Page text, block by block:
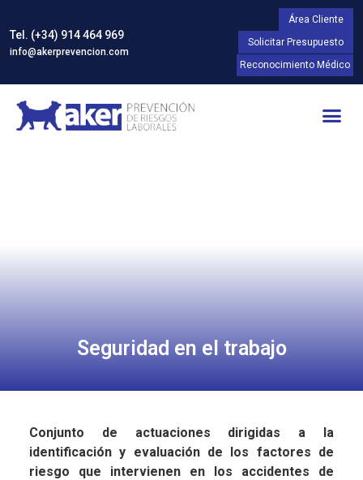
Tel. (+34) 914 464 969
info@akerprevencion.com
Área Cliente
Solicitar Presupuesto
Reconocimiento Médico
Seguridad en el trabajo
Conjunto de actuaciones dirigidas a la
identificación y evaluación de los factores de
riesgo que intervienen en los accidentes de